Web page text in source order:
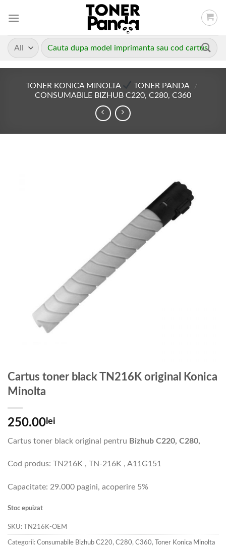
Caută
după:
TONER KONICA MINOLTA TONER PANDA
/
CONSUMABILE BIZHUB C220, C280, C360
Cartus toner black TN216K original Konica
Minolta
250.00 lei
Cartus toner black original pentru Bizhub C220, C280,
Cod produs: TN216K , TN-216K , A11G151
Capacitate: 29.000 pagini, acoperire 5%
Stoc epuizat
SKU: TN216K-OEM
Categorii: Consumabile Bizhub C220, C280, C360,
Toner Konica Minolta